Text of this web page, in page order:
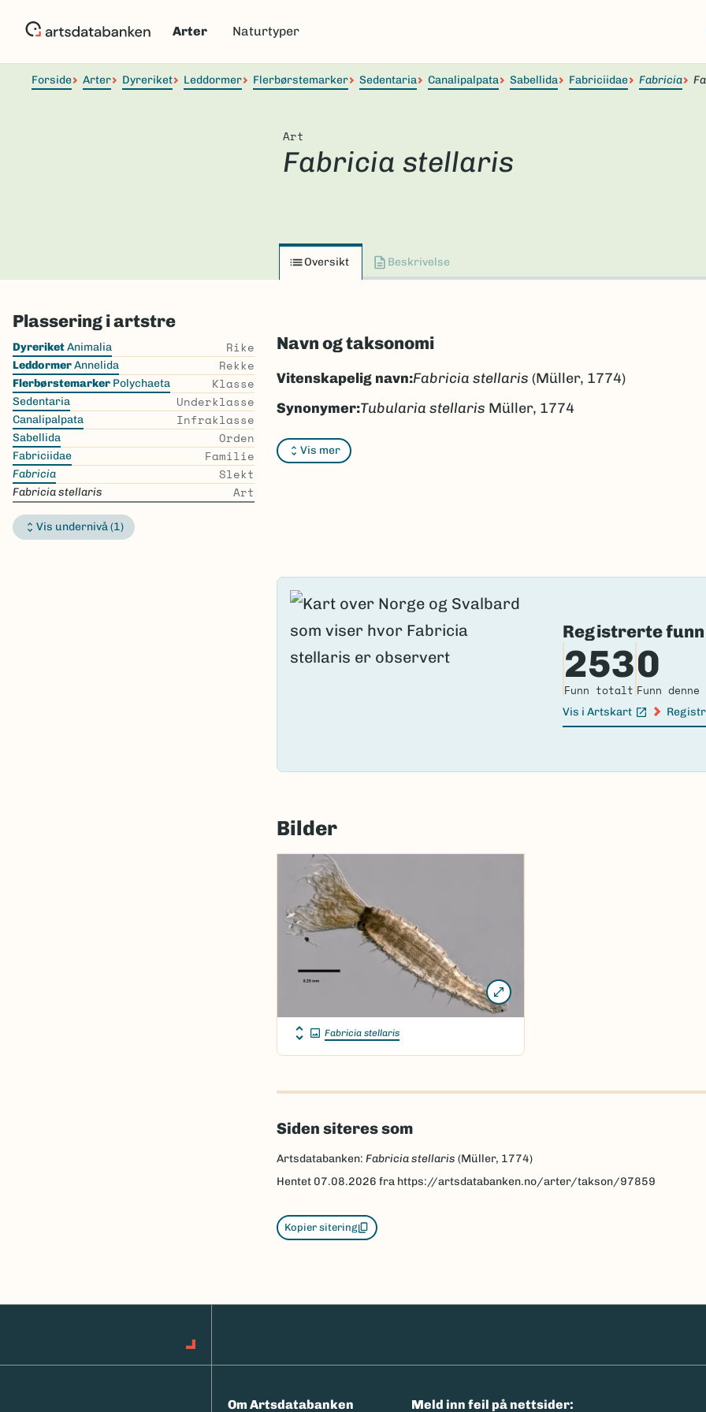
Arter Naturtyper
Forside Arter Dyreriket Leddormer Flerbørstemarker Sedentaria Canalipalpata Sabellida Fabriciidae Fabricia
Art
Fabricia stellaris
Oversikt Beskrivelse
Plassering i artstre
Skip
the
list
DyreriketAnimalia Rike
LeddormerAnnelida Rekke
Flerbørstemarker Polychaeta Klasse
Sedentaria Underklasse
Canalipalpata Infraklasse
Sabellida Orden
Fabriciidae Familie
Fabricia Slekt
Fabricia stellaris Art
Vis undernivå (1)
Navn og taksonomi
Vis mer
Vitenskapelig navn:Fabricia stellaris (Müller, 1774)
Synonymer:Tubularia stellaris Müller, 1774
Bokmål:Ingen
Nynorsk:Ingen
Gå til Nortaxa for flere detaljer
Registrerte funn
253
Funn totalt
0
Funn denne
Vis i Artskart
(Ekstern lenke)
Bilder
Fabricia stellaris
Siden siteres som
Artsdatabanken: Fabricia stellaris (Müller, 1774)
Hentet 07.08.2026 fra https://artsdatabanken.no/arter/takson/97859
Kopier sitering
Om Artsdatabanken Meld inn feil på nettsider: